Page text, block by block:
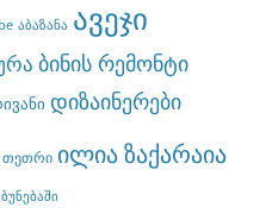
აბაზანა ავეჯი
ბინის რემონტი
დიზაინერები
თეთრი ილია ზაქარაია